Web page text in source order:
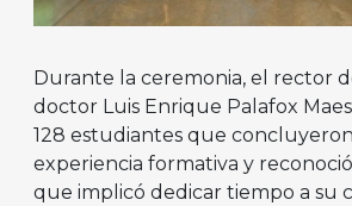
Durante la ceremonia, el rector
doctor Luis Enrique Palafox
128 estudiantes que
experiencia formativa y
que implicó dedicar tiempo a su